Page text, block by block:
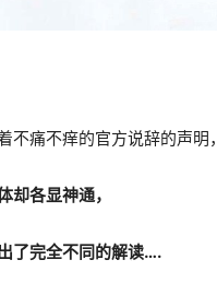
不痛不痒的官方说辞的声明，
却各显神通，
了完全不同的解读….